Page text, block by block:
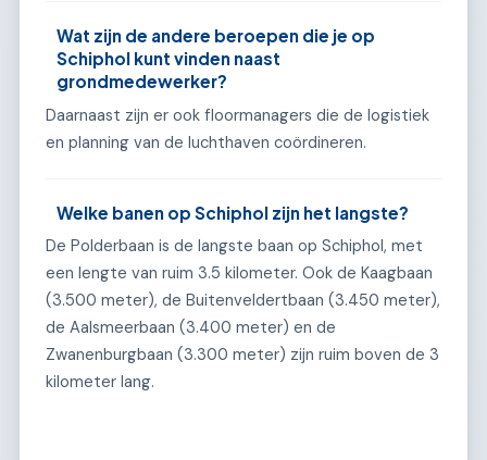
Wat zijn de andere beroepen die je op
Schiphol kunt vinden naast
grondmedewerker?
Daarnaast zijn er ook floormanagers die de logistiek
en planning van de luchthaven coördineren.
Welke banen op Schiphol zijn het langste?
De Polderbaan is de langste baan op Schiphol, met
een lengte van ruim 3.5 kilometer. Ook de Kaagbaan
(3.500 meter), de Buitenveldertbaan (3.450 meter),
de Aalsmeerbaan (3.400 meter) en de
Zwanenburgbaan (3.300 meter) zijn ruim boven de 3
kilometer lang.